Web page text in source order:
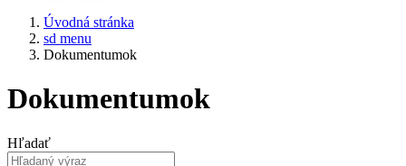
Úvodná stránka
sd menu
Dokumentumok
Dokumentumok
Hľadať